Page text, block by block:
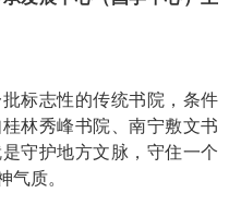
标志性的传统书院，条件
林秀峰书院、南宁敷文书
守护地方文脉，守住一个
气质。